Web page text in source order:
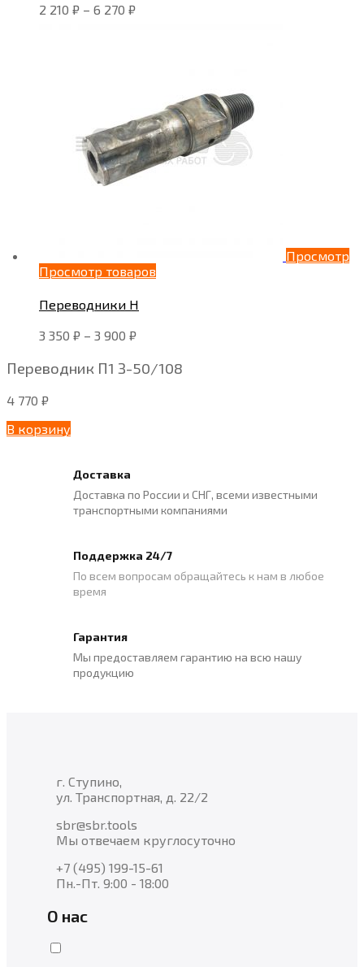
2 210 ₽ – 6 270 ₽
Просмотр
Просмотр товаров
Переводники Н
3 350 ₽ – 3 900 ₽
Переводник П1 З-50/108
4 770 ₽
В корзину
Доставка
Доставка по России и СНГ, всеми известными
транспортными компаниями
Поддержка 24/7
По всем вопросам обращайтесь к нам в любое
время
Гарантия
Мы предоставляем гарантию на всю нашу
продукцию
г. Ступино,
ул. Транспортная, д. 22/2
sbr@sbr.tools
Мы отвечаем круглосуточно
+7 (495) 199-15-61
Пн.-Пт. 9:00 - 18:00
О нас